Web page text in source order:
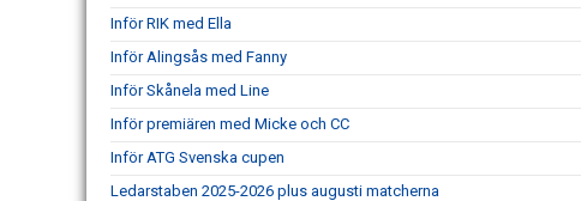
Inför RIK med Ella
Inför Alingsås med Fanny
Inför Skånela med Line
Inför premiären med Micke och CC
Inför ATG Svenska cupen
Ledarstaben 2025-2026 plus augusti matcherna